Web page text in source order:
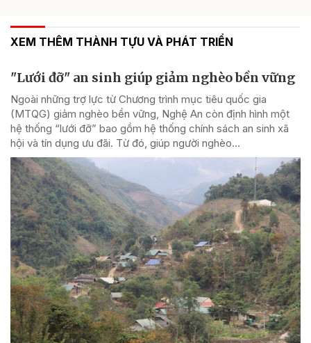
XEM THÊM THÀNH TỰU VÀ PHÁT TRIỂN
"Lưới đỡ" an sinh giúp giảm nghèo bền vững
Ngoài những trợ lực từ Chương trình mục tiêu quốc gia
(MTQG) giảm nghèo bền vững, Nghệ An còn định hình một
hệ thống “lưới đỡ” bao gồm hệ thống chính sách an sinh xã
hội và tín dụng ưu đãi. Từ đó, giúp người nghèo...